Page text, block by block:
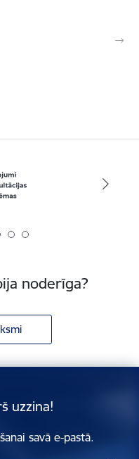
noderīga?
uzzina!
savā e-pastā.